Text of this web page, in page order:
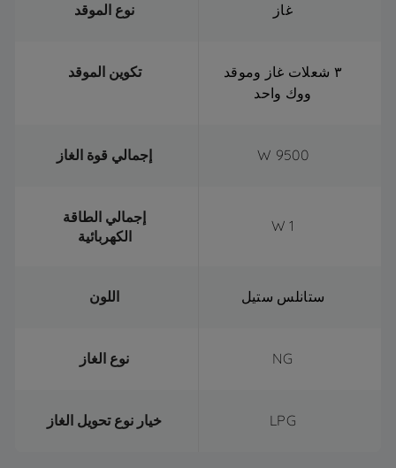
نوع الموقد غاز
تكوين الموقد
٣ شعلات غاز وموقد
ووك واحد
إجمالي قوة الغاز 9500 W
إجمالي الطاقة
الكهربائية
1 W
اللون ستانلس ستيل
نوع الغاز NG
خيار نوع تحويل الغاز LPG